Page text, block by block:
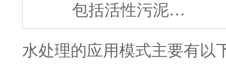
包括活性污泥…
水处理的应用模式主要有以